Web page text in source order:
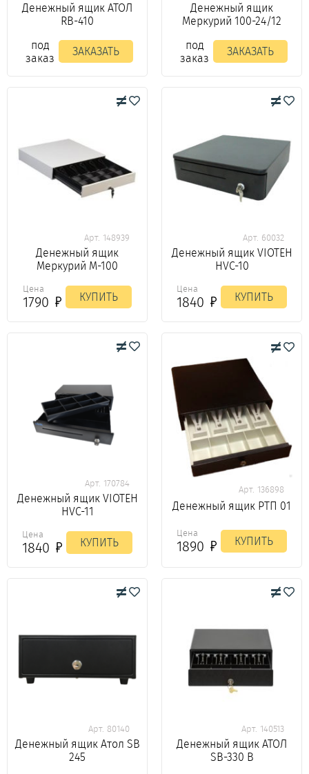
Денежный ящик АТОЛ
RB-410
под
заказ
ЗАКАЗАТЬ
Денежный ящик
Меркурий 100-24/12
под
заказ
ЗАКАЗАТЬ
Арт. 148939
Денежный ящик
Меркурий М-100
Цена
1790 КУПИТЬ
Арт. 60032
Денежный ящик VIOTEH
HVC-10
Цена
1840 КУПИТЬ
Арт. 170784
Денежный ящик VIOTEH
HVC-11
Цена
1840 КУПИТЬ
Арт. 136898
Денежный ящик РТП 01
Цена
1890 КУПИТЬ
Арт. 80140
Денежный ящик Атол SB
245
Арт. 140513
Денежный ящик АТОЛ
SB-330 B